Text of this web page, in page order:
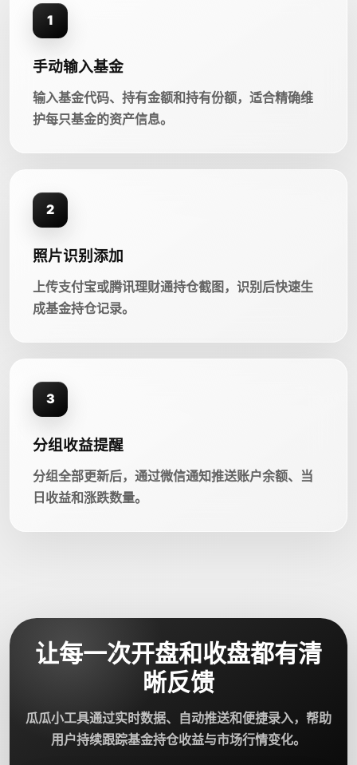
1
手动输入基金
输入基金代码、持有金额和持有份额，适合精确维
护每只基金的资产信息。
2
照片识别添加
上传支付宝或腾讯理财通持仓截图，识别后快速生
成基金持仓记录。
3
分组收益提醒
分组全部更新后，通过微信通知推送账户余额、当
日收益和涨跌数量。
让每一次开盘和收盘都有清
晰反馈
瓜瓜小工具通过实时数据、自动推送和便捷录入，帮助
用户持续跟踪基金持仓收益与市场行情变化。